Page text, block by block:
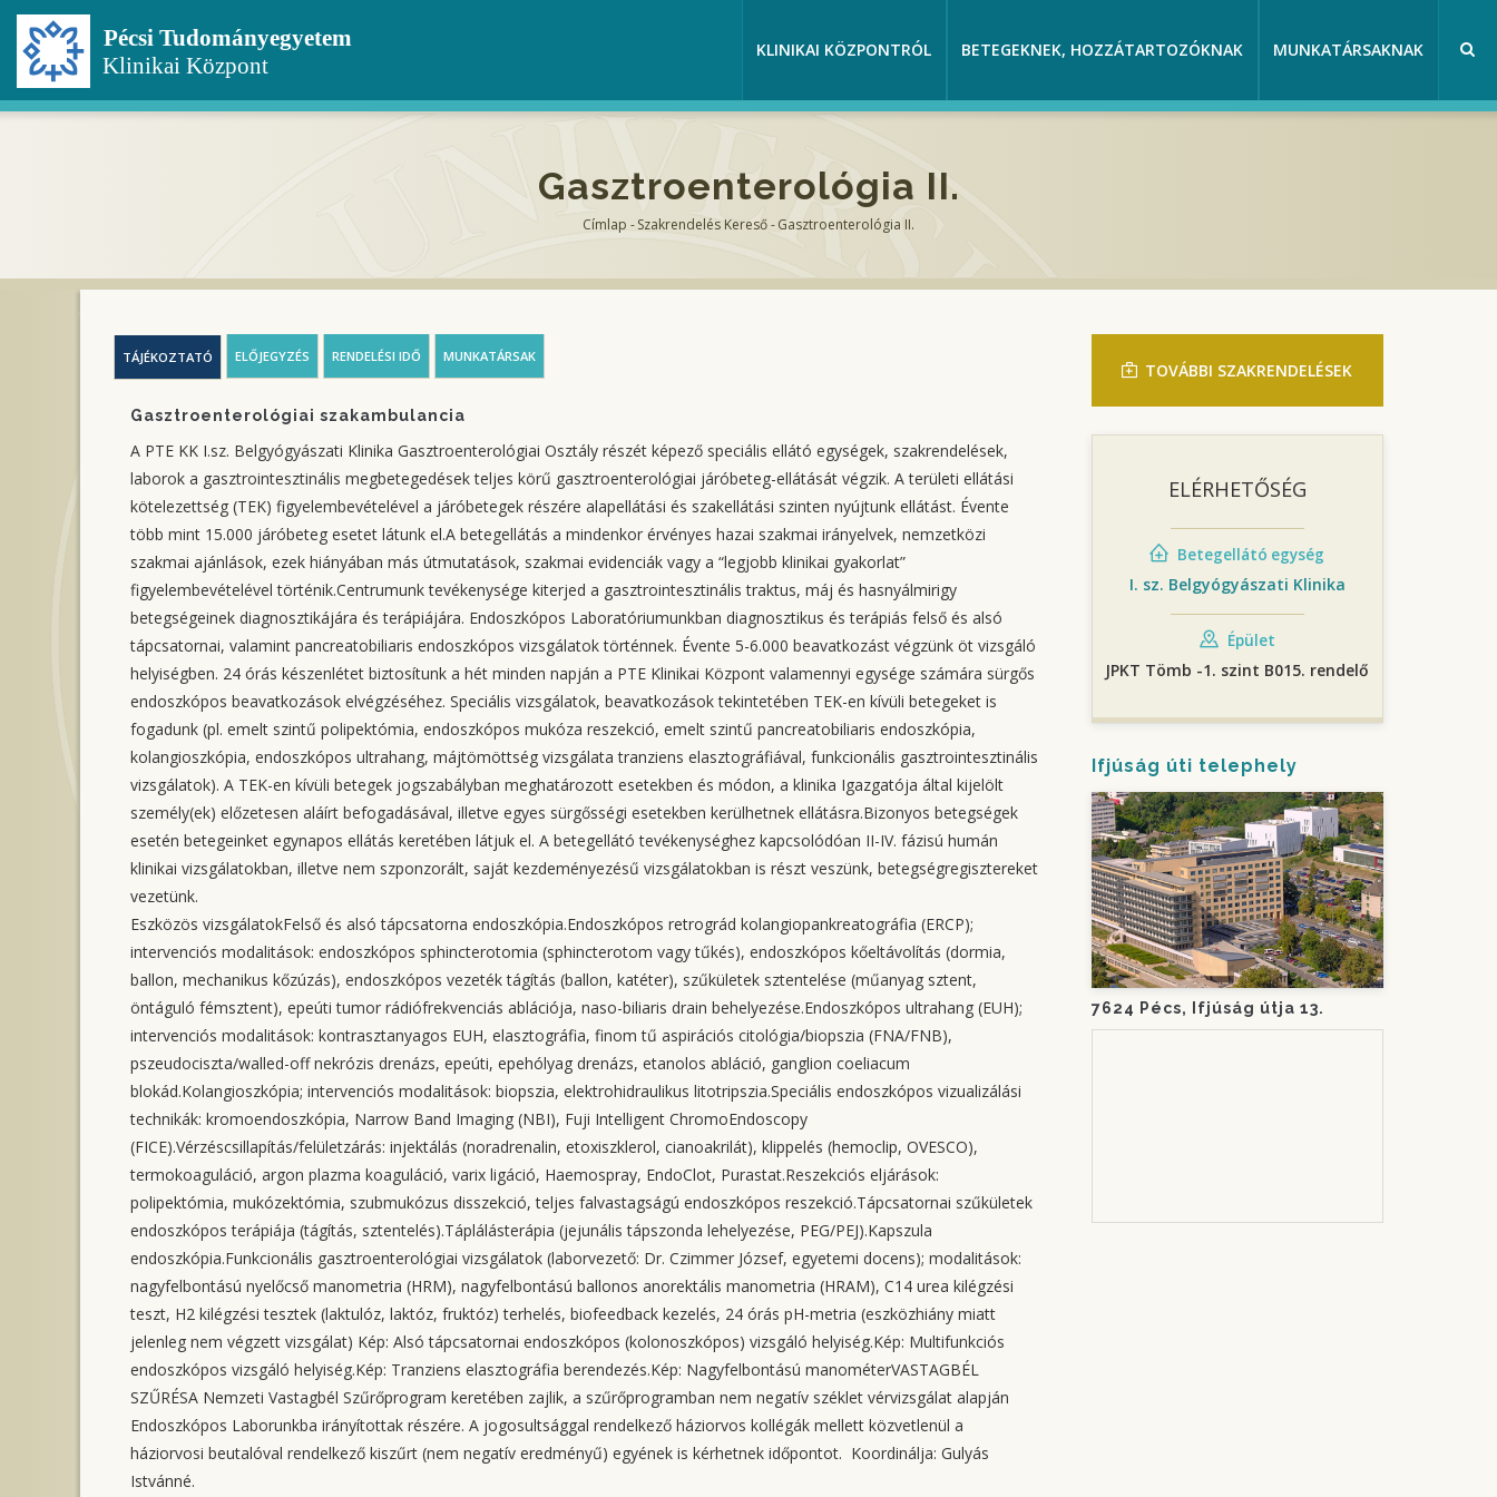
Ugrás
tartalomra
KLINIKAI KÖZPONTRÓL BETEGEKNEK, HOZZÁTARTOZÓKNAK MUNKATÁRSAKNAK
Gasztroenterológia II.
Címlap -Szakrendelés Kereső-Gasztroenterológia II.
TÁJÉKOZTATÓ ELŐJEGYZÉS RENDELÉSI IDŐ MUNKATÁRSAK
Gasztroenterológiai szakambulancia
A PTE KK I.sz. Belgyógyászati Klinika Gasztroenterológiai Osztály részét képező speciális ellátó egységek, szakrendelések,
laborok a gasztrointesztinális megbetegedések teljes körű gasztroenterológiai járóbeteg-ellátását végzik. A területi ellátási
kötelezettség (TEK) figyelembevételével a járóbetegek részére alapellátási és szakellátási szinten nyújtunk ellátást. Évente
több mint 15.000 járóbeteg esetet látunk el.A betegellátás a mindenkor érvényes hazai szakmai irányelvek, nemzetközi
szakmai ajánlások, ezek hiányában más útmutatások, szakmai evidenciák vagy a “legjobb klinikai gyakorlat”
figyelembevételével történik.Centrumunk tevékenysége kiterjed a gasztrointesztinális traktus, máj és hasnyálmirigy
betegségeinek diagnosztikájára és terápiájára. Endoszkópos Laboratóriumunkban diagnosztikus és terápiás felső és alsó
tápcsatornai, valamint pancreatobiliaris endoszkópos vizsgálatok történnek. Évente 5-6.000 beavatkozást végzünk öt vizsgáló
helyiségben. 24 órás készenlétet biztosítunk a hét minden napján a PTE Klinikai Központ valamennyi egysége számára sürgős
endoszkópos beavatkozások elvégzéséhez. Speciális vizsgálatok, beavatkozások tekintetében TEK-en kívüli betegeket is
fogadunk (pl. emelt szintű polipektómia, endoszkópos mukóza reszekció, emelt szintű pancreatobiliaris endoszkópia,
kolangioszkópia, endoszkópos ultrahang, májtömöttség vizsgálata tranziens elasztográfiával, funkcionális gasztrointesztinális
vizsgálatok). A TEK-en kívüli betegek jogszabályban meghatározott esetekben és módon, a klinika Igazgatója által kijelölt
személy(ek) előzetesen aláírt befogadásával, illetve egyes sürgősségi esetekben kerülhetnek ellátásra.Bizonyos betegségek
esetén betegeinket egynapos ellátás keretében látjuk el. A betegellátó tevékenységhez kapcsolódóan II-IV. fázisú humán
klinikai vizsgálatokban, illetve nem szponzorált, saját kezdeményezésű vizsgálatokban is részt veszünk, betegségregisztereket
vezetünk.
Eszközös vizsgálatokFelső és alsó tápcsatorna endoszkópia.Endoszkópos retrográd kolangiopankreatográfia (ERCP);
intervenciós modalitások: endoszkópos sphincterotomia (sphincterotom vagy tűkés), endoszkópos kőeltávolítás (dormia,
ballon, mechanikus kőzúzás), endoszkópos vezeték tágítás (ballon, katéter), szűkületek sztentelése (műanyag sztent,
öntáguló fémsztent), epeúti tumor rádiófrekvenciás ablációja, naso-biliaris drain behelyezése.Endoszkópos ultrahang (EUH);
intervenciós modalitások: kontrasztanyagos EUH, elasztográfia, finom tű aspirációs citológia/biopszia (FNA/FNB),
pszeudociszta/walled-off nekrózis drenázs, epeúti, epehólyag drenázs, etanolos abláció, ganglion coeliacum
blokád.Kolangioszkópia; intervenciós modalitások: biopszia, elektrohidraulikus litotripszia.Speciális endoszkópos vizualizálási
technikák: kromoendoszkópia, Narrow Band Imaging (NBI), Fuji Intelligent ChromoEndoscopy
(FICE).Vérzéscsillapítás/felületzárás: injektálás (noradrenalin, etoxiszklerol, cianoakrilát), klippelés (hemoclip, OVESCO),
termokoaguláció, argon plazma koaguláció, varix ligáció, Haemospray, EndoClot, Purastat.Reszekciós eljárások:
polipektómia, mukózektómia, szubmukózus disszekció, teljes falvastagságú endoszkópos reszekció.Tápcsatornai szűkületek
endoszkópos terápiája (tágítás, sztentelés).Táplálásterápia (jejunális tápszonda lehelyezése, PEG/PEJ).Kapszula
endoszkópia.Funkcionális gasztroenterológiai vizsgálatok (laborvezető: Dr. Czimmer József, egyetemi docens); modalitások:
nagyfelbontású nyelőcső manometria (HRM), nagyfelbontású ballonos anorektális manometria (HRAM), C14 urea kilégzési
teszt, H2 kilégzési tesztek (laktulóz, laktóz, fruktóz) terhelés, biofeedback kezelés, 24 órás pH-metria (eszközhiány miatt
jelenleg nem végzett vizsgálat) Kép: Alsó tápcsatornai endoszkópos (kolonoszkópos) vizsgáló helyiség.Kép: Multifunkciós
endoszkópos vizsgáló helyiség.Kép: Tranziens elasztográfia berendezés.Kép: Nagyfelbontású manométerVASTAGBÉL
SZŰRÉSA Nemzeti Vastagbél Szűrőprogram keretében zajlik, a szűrőprogramban nem negatív széklet vérvizsgálat alapján
Endoszkópos Laborunkba irányítottak részére. A jogosultsággal rendelkező háziorvos kollégák mellett közvetlenül a
háziorvosi beutalóval rendelkező kiszűrt (nem negatív eredményű) egyének is kérhetnek időpontot. Koordinálja: Gulyás
Istvánné.
TOVÁBBI SZAKRENDELÉSEK
ELÉRHETŐSÉG
Betegellátó egység
I. sz. Belgyógyászati Klinika
Épület
JPKT Tömb -1. szint B015. rendelő
Ifjúság úti telephely
7624 Pécs, Ifjúság útja 13.